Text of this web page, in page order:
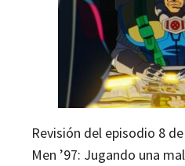
Revisión del episodio 8
Men ’97: Jugando una